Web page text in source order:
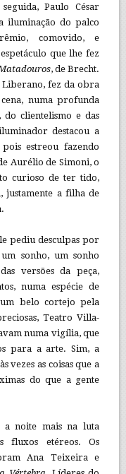
Paulo César
iluminação do palco
comovido, e
que lhe fez
, de Brecht.
Liberano, fez da obra
numa profunda
do clientelismo e das
destacou a
estreou fazendo
Aurélio de Simoni, o
curioso de ter tido,
justamente a filha de
pediu desculpas por
sonho, um sonho
versões da peça,
numa espécie de
belo cortejo pela
Teatro Villa-
numa vigília, que
para a arte. Sim, a
vezes as coisas que a
do que a gente
a noite mais na luta
fluxos etéreos. Os
Ana Teixeira e